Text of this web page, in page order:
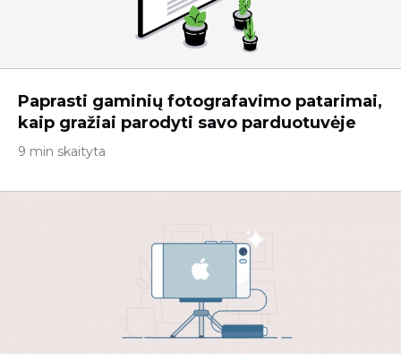
Paprasti gaminių fotografavimo patarimai,
kaip gražiai parodyti savo parduotuvėje
9 min skaityta